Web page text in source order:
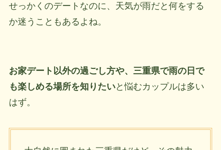
せっかくのデートなのに、天気が雨だと何をする
か迷うこともあるよね。
お家デート以外の過ごし方や、三重県で雨の日で
も楽しめる場所を知りたいと悩むカップルは多い
はず。